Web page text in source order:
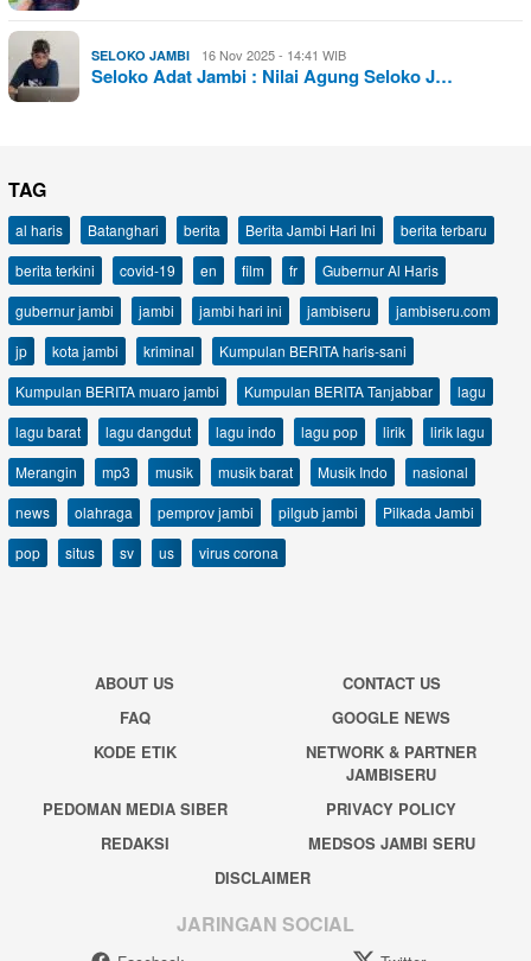
SELOKO JAMBI 16 Nov 2025 - 14:41 WIB
Seloko Adat Jambi : Nilai Agung Seloko J…
TAG
al haris Batanghari berita Berita Jambi Hari Ini
berita terbaru
berita terkini
covid-19 en film fr
Gubernur Al Haris
gubernur jambi
jambi jambi hari ini jambiseru
jambiseru.com
jp
kota jambi kriminal
Kumpulan BERITA haris-sani
Kumpulan BERITA muaro jambi
Kumpulan BERITA Tanjabbar
lagu
lagu barat
lagu dangdut lagu indo lagu pop lirik
lirik lagu
Merangin
mp3 musik musik barat Musik Indo
nasional
news
olahraga pemprov jambi pilgub jambi
Pilkada Jambi
pop
situs sv us virus corona
ABOUT US
CONTACT US
FAQ
GOOGLE NEWS
KODE ETIK
NETWORK & PARTNER
JAMBISERU
PEDOMAN MEDIA SIBER
PRIVACY POLICY
REDAKSI
MEDSOS JAMBI SERU
DISCLAIMER
JARINGAN SOCIAL